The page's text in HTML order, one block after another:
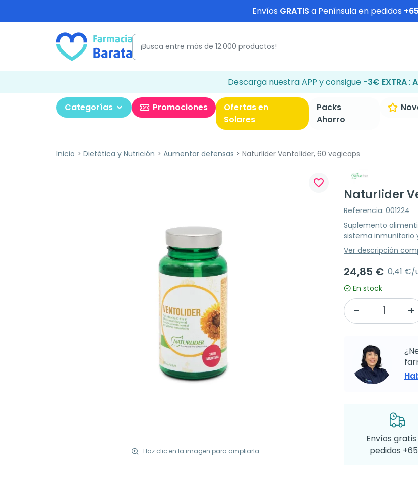
Envíos GRATIS a Península en pedidos
Descarga nuestra APP y consigue -3€ EXTRA:
Categorías Promociones
Ofertas en
Solares
Packs
Ahorro
Inicio Dietética y Nutrición Aumentar defensas Naturlider Ventolider, 60 vegicaps
Haz clic en la imagen para ampliarla
favorite_border
Naturlider
Referencia: 001224
Suplemento
sistema inmunitario
Ver descripción
24,85 € 0,41 €/
En stock
Envíos
pedidos